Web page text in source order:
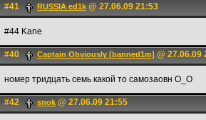
#41 RUSSIA ed1k @ 27.06.09 21:53
#44 Kane
#40 Captain Obviously [banned1m] @ 27.06.09
номер тридцать семь какой то самозаовн О_О
#42 snok @ 27.06.09 21:55